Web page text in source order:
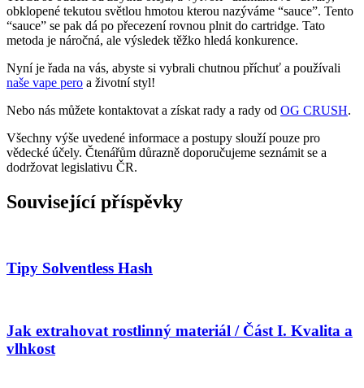
obklopené tekutou světlou hmotou kterou nazýváme “sauce”. Tento
“sauce” se pak dá po přecezení rovnou plnit do cartridge. Tato
metoda je náročná, ale výsledek těžko hledá konkurence.
Nyní je řada na vás, abyste si vybrali chutnou příchuť a používali
naše vape pero a životní styl!
Nebo nás můžete kontaktovat a získat rady a rady od OG CRUSH.
Všechny výše uvedené informace a postupy slouží pouze pro
vědecké účely. Čtenářům důrazně doporučujeme seznámit se a
dodržovat legislativu ČR.
Související příspěvky
Tipy Solventless Hash
Jak extrahovat rostlinný materiál / Část I. Kvalita a
vlhkost